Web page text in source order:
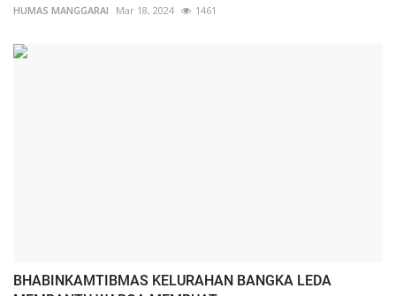
HUMAS MANGGARAI Mar 18, 2024 1461
BHABINKAMTIBMAS KELURAHAN BANGKA LEDA